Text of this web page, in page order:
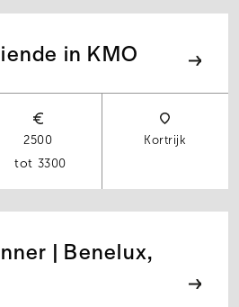
in KMO
2500
3300
Kortrijk
| Benelux,